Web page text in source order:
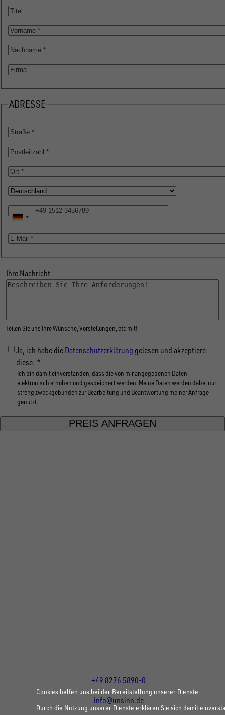
Titel
Vorname
Nachname
Firma
ADRESSE
Straße
Postleitzahl
Ort
Land
E-
Ihre Nachricht
Teilen Sie uns Ihre Wünsche, Vorstellungen, etc mit!
Ja, ich habe die Datenschutzerklärung gelesen und akzeptiere
diese.
Ich bin damit einverstanden, dass die von mir angegebenen Daten
elektronisch erhoben und gespeichert werden. Meine Daten werden dabei nur
streng zweckgebunden zur Bearbeitung und Beantwortung meiner Anfrage
genutzt.
+49 8276 5890-0
info@unsinn.de
Cookies helfen uns bei der Bereitstellung unserer Dienste.
Durch die Nutzung unserer Dienste erklären Sie sich damit